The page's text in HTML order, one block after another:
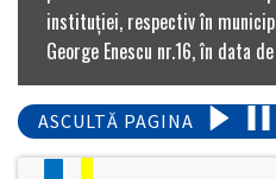
instituției, respectiv în
George Enescu nr.16, în data
ASCULTĂ PAGINA